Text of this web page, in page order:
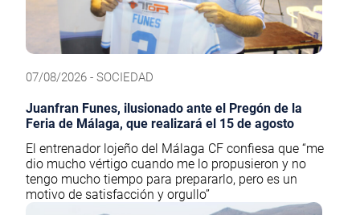
07/08/2026 - SOCIEDAD
Juanfran Funes, ilusionado ante el Pregón de la
Feria de Málaga, que realizará el 15 de agosto
El entrenador lojeño del Málaga CF confiesa que “me
dio mucho vértigo cuando me lo propusieron y no
tengo mucho tiempo para prepararlo, pero es un
motivo de satisfacción y orgullo”